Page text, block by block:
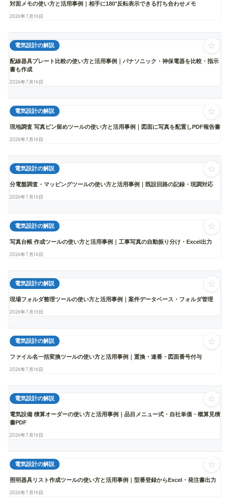
対面メモの使い方と活用事例｜相手に180°反転表示できる打ち合わせメモ
2026年7月16日
電気設計の解説
配線器具プレート比較の使い方と活用事例｜パナソニック・神保電器を比較・指示
書も作成
2026年7月16日
☆
電気設計の解説
現地調査 写真ピン留めツールの使い方と活用事例｜図面に写真を配置しPDF報告書
2026年7月16日
☆
電気設計の解説
分電盤調査・マッピングツールの使い方と活用事例｜既設回路の記録・現調対応
2026年7月16日
☆
電気設計の解説
写真台帳 作成ツールの使い方と活用事例｜工事写真の自動振り分け・Excel出力
2026年7月16日
☆
電気設計の解説
現場フォルダ整理ツールの使い方と活用事例｜案件データベース・フォルダ管理
2026年7月16日
☆
電気設計の解説
ファイル名一括変換ツールの使い方と活用事例｜置換・連番・図面番号付与
2026年7月16日
☆
電気設計の解説
電気設備 積算オーダーの使い方と活用事例｜品目メニュー式・自社単価・概算見積
書PDF
2026年7月16日
☆
電気設計の解説
照明器具リスト作成ツールの使い方と活用事例｜型番登録からExcel・発注書出力
2026年7月16日
☆